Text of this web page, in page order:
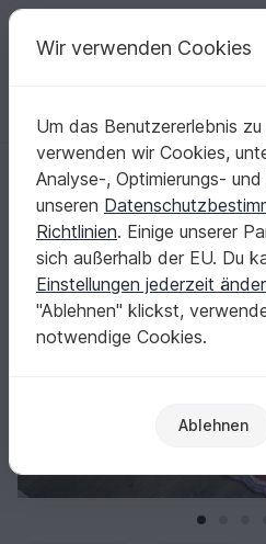
Deine kreativen Ideen
Deutsch | € (EUR)
Startseite Häkeln Babys
79 Häkelanleitung Babydecke
79 Häkelanleitung
Einhorndecke 2
Wir verwenden Cookies
Um das Benutzererlebnis
verwenden wir Cookies,
Analyse-, Optimierungs-
unseren
Richtlinien. Einige unserer
sich außerhalb der EU. Du
Einstellungen jederzeit
"Ablehnen" klickst,
notwendige Cookies.
Ablehnen